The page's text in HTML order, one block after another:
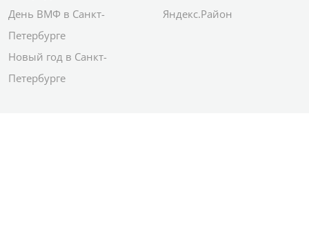
День ВМФ в Санкт-
Петербурге
Новый год в Санкт-
Петербурге
Яндекс.Район